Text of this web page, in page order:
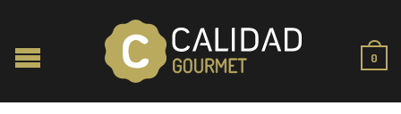
0